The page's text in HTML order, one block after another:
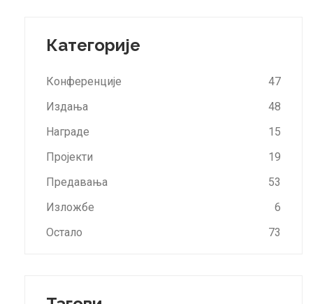
Категорије
Конференције
47
Издања
48
Награде
15
Пројекти
19
Предавања
53
Изложбе
6
Остало
73